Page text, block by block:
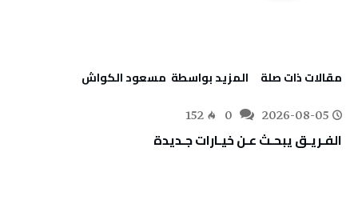
‫مقالات ذات صلة‬ ‫‫المزيد بواسطة‬ ‬ مسعود الكواش
2026-08-05
152
الفـريـق‭ ‬يبحـث‭ ‬عـن‭ ‬خيـارات‭ ‬جـديدة